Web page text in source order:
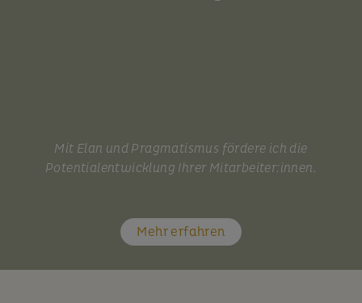
Mit Elan und Pragmatismus fördere ich die
Potentialentwicklung Ihrer Mitarbeiter:innen.
Mehr erfahren